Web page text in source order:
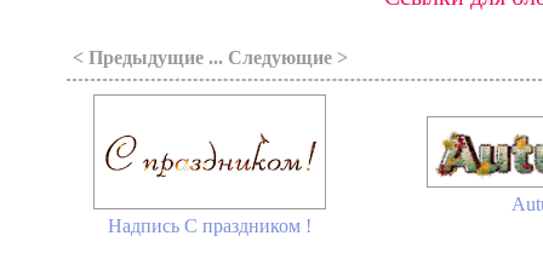
< Предыдущие ... Следующие >
Надпись С праздником !